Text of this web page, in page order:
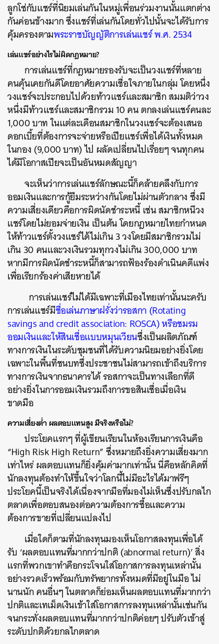
ลูกโซ่กับแชร์ที่นิยมเล่นกันในหมู่เพื่อนร่วมงานนั้นแตกต่าง
กันค่อนข้างมาก ซึ่งแชร์ที่เล่นกันโดยทั่วไปนั้นจะได้รับการ
คุ้มครองตามพระราชบัญญัติการเล่นแชร์ พ.ศ. 2534
เล่นแชร์อย่างไรไม่ผิดกฎหมาย?
การเล่นแชร์ที่กฎหมายรองรับจะเป็นวงแชร์ที่หลาย
คนคุ้นเคยกันดีโดยอาศัยความเชื่อใจภายในกลุ่ม โดยหนึ่ง
วงแชร์จะประกอบไปด้วยท้าวแชร์และสมาชิก สมมติว่าวง
หนึ่งมีท้าวแชร์และสมาชิกรวม 10 คน ตกลงเล่นแชร์คนละ
1,000 บาท ในแต่ละเดือนสมาชิกในวงแชร์จะต้องเสนอ
ดอกเบี้ยที่ต้องการจะจ่ายหรือเปียแชร์เพื่อได้เงินทั้งหมด
ในกอง (9,000 บาท) ไป ผลัดเปลี่ยนไปเรื่อยๆ จนทุกคน
ได้มีโอกาสเปียจะเป็นอันหมดสัญญา
จะเห็นว่าการเล่นแชร์ลักษณะนี้ก็คล้ายคลึงกับการ
ออมเงินและการกู้ยืมระหว่างกันโดยไม่ผ่านตัวกลาง ซึ่งมี
ความเสี่ยงเดียวคือการผิดนัดชำระหนี้ เช่น สมาชิกหนีวง
แชร์โดยไม่ยอมจ่ายเงิน เป็นต้น โดยกฎหมายไทยกำหนด
ให้ท้าวแชร์ตั้งวงแชร์ได้ไม่เกิน 3 วงโดยมีสมาชิกรวมไม่
เกิน 30 คนและวงเงินรวมทุกวงไม่เกิน 300,000 บาท
หากมีการผิดนัดชำระหนี้ก็สามารถฟ้องร้องดำเนินคดีแพ่ง
เพื่อเรียกร้องค่าเสียหายได้
การเล่นแชร์ไม่ได้มีเฉพาะที่เมืองไทยเท่านั้นนะครับ
การเล่นแชร์มีชื่อเล่นภาษาฝรั่งว่ารอสกา (Rotating
savings and credit association: ROSCA) หรือชมรม
ออมเงินและให้สินเชื่อแบบหมุนเวียนซึ่งเป็นผลิตภัณฑ์
ทางการเงินในระดับชุมชนที่ได้รับความนิยมอย่างยิ่งโดย
เฉพาะในพื้นที่ชนบทซึ่งประชาชนไม่สามารถเข้าถึงบริการ
ทางการเงินจากธนาคารได้ รอสกาจะเป็นทางเลือกที่ดี
อย่างยิ่งในการออมเงินรวมถึงการขอสินเชื่อเมื่อเงิน
ขาดมือ
ความเสี่ยงต่ำ ผลตอบแทนสูง มีจริงหรือไม่?
ประโยคแรกๆ ที่ผู้เขียนเรียนในห้องเรียนการเงินคือ
“High Risk High Return” ซึ่งหมายถึงยิ่งความเสี่ยงมาก
เท่าไหร่ ผลตอบแทนก็ยิ่งคุ้มค่ามากเท่านั้น นี่คือหลักคิดที่
นักลงทุนต้องทำให้ขึ้นใจว่าโลกนี้ไม่มีอะไรได้มาฟรีๆ
ประโยคนี้เป็นจริงได้เนื่องจากมือที่มองไม่เห็นซึ่งปรับกลไก
ตลาดเพื่อตอบสนองต่อความต้องการซื้อและความ
ต้องการขายที่เปลี่ยนแปลงไป
เมื่อใดก็ตามที่นักลงทุนมองเห็นโอกาสลงทุนเพื่อได้
รับ ‘ผลตอบแทนที่มากกว่าปกติ (abnormal return)’ สิ่ง
แรกที่พวกเขาทำคือกระโจนใส่โอกาสการลงทุนเหล่านั้น
อย่างรวดเร็วพร้อมกับทรัพยากรทั้งหมดที่มีอยู่ในมือ ไม่
นานนัก คนอื่นๆ ในตลาดก็ย่อมเห็นผลตอบแทนที่มากกว่า
ปกติและเทเม็ดเงินเข้าใส่โอกาสการลงทุนเหล่านั้นเช่นกัน
จนกระทั่งผลตอบแทนที่มากกว่าปกติค่อยๆ ปรับตัวเข้าสู่
ระดับปกติด้วยกลไกตลาด
ค้นหา
SHARE TWEET LINE EMAIL